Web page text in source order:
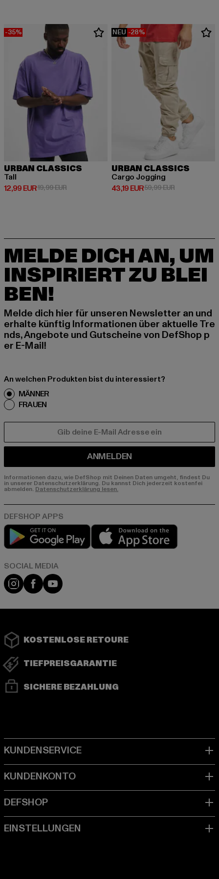
-35%
URBAN CLASSICS
Tall
12,99 EUR
Derzeitiger Preis: 12,99 EUR
19,99 EURAktionspreis: 19,99 EUR
NEU -28%
URBAN CLASSICS
Cargo Jogging
43,19 EUR
Derzeitiger Preis: 43,19 EUR
59,99 EURAktionspreis:
MELDE DICH AN, UM
INSPIRIERT ZU BLEI
BEN!
Melde dich hier für unseren Newsletter an und
erhalte künftig Informationen über aktuelle Tre
nds, Angebote und Gutscheine von DefShop p
er E-Mail!
An welchen Produkten bist du interessiert?
MÄNNER
FRAUEN
ANMELDEN
Informationen dazu, wie DefShop mit Deinen Daten umgeht, findest Du
in unserer Datenschutzerklärung. Du kannst Dich jederzeit kostenfei
abmelden. Datenschutzerklärung lesen.
Play market
Instagram
FacebookYouTube
KOSTENLOSE RETOURE
TIEFPREISGARANTIE
SICHERE BEZAHLUNG